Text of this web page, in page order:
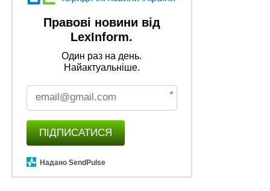
Правові новини від
LexInform.
Один раз на день.
Найактуальніше.
*
ПІДПИСАТИСЯ
Надано SendPulse